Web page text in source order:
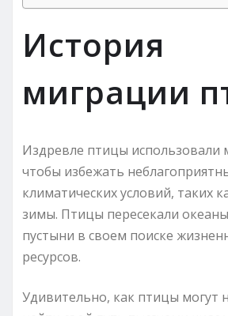
История
миграции
Издревле птицы использовали
чтобы избежать
климатических условий, таких
зимы. Птицы пересекали
пустыни в своем поиске
ресурсов.
Удивительно, как птицы могут